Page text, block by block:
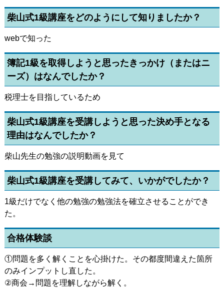
柴山式1級講座をどのようにして知りましたか？
webで知った
簿記1級を取得しようと思ったきっかけ（またはニ
ーズ）はなんでしたか？
税理士を目指しているため
柴山式1級講座を受講しようと思った決め手となる
理由はなんでしたか？
柴山先生の勉強の説明動画を見て
柴山式1級講座を受講してみて、いかがでしたか？
1級だけでなく他の勉強の勉強法を確立させることができ
た。
合格体験談
①問題を多く解くことを心掛けた。その都度間違えた箇所
のみインプットし直した。
②商会→問題を理解しながら解く。